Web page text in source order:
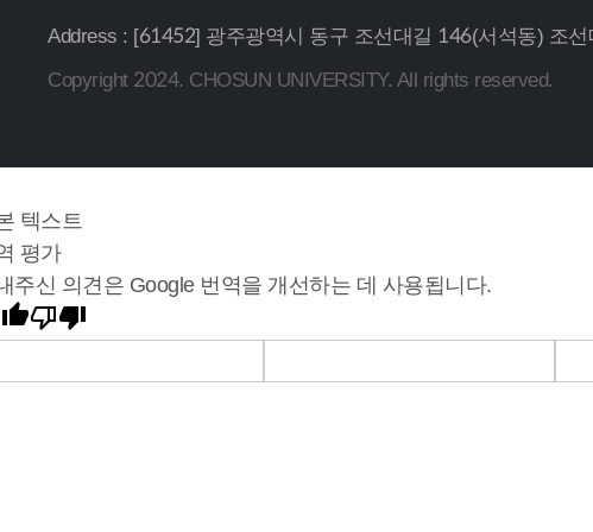
Address : [61452] 광주광역시 동구 조선대길 146(서석동) 조
Copyright 2024. CHOSUN UNIVERSITY. All rights reserved.
텍스트
평가
주신 의견은 Google 번역을 개선하는 데 사용됩니다.